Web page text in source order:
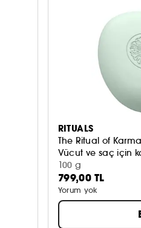
RITUALS
The Ritual of Karma
Vücut ve saç için
100 g
799,00 TL
Yorum yok